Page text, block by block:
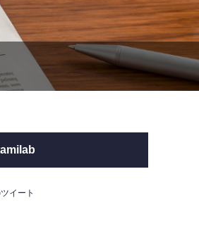
イート